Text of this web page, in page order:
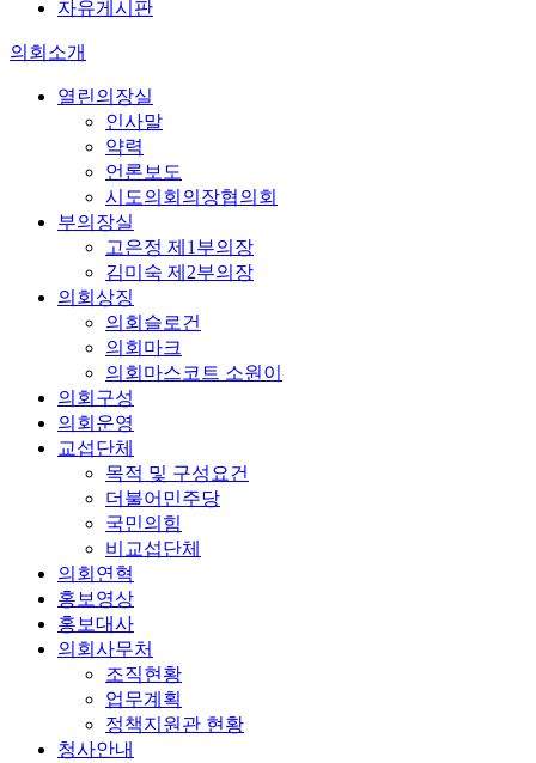
자유게시판
의회소개
열린의장실
인사말
약력
언론보도
시도의회의장협의회
부의장실
고은정 제1부의장
김미숙 제2부의장
의회상징
의회슬로건
의회마크
의회마스코트 소원이
의회구성
의회운영
교섭단체
목적 및 구성요건
더불어민주당
국민의힘
비교섭단체
의회연혁
홍보영상
홍보대사
의회사무처
조직현황
업무계획
정책지원관 현황
청사안내